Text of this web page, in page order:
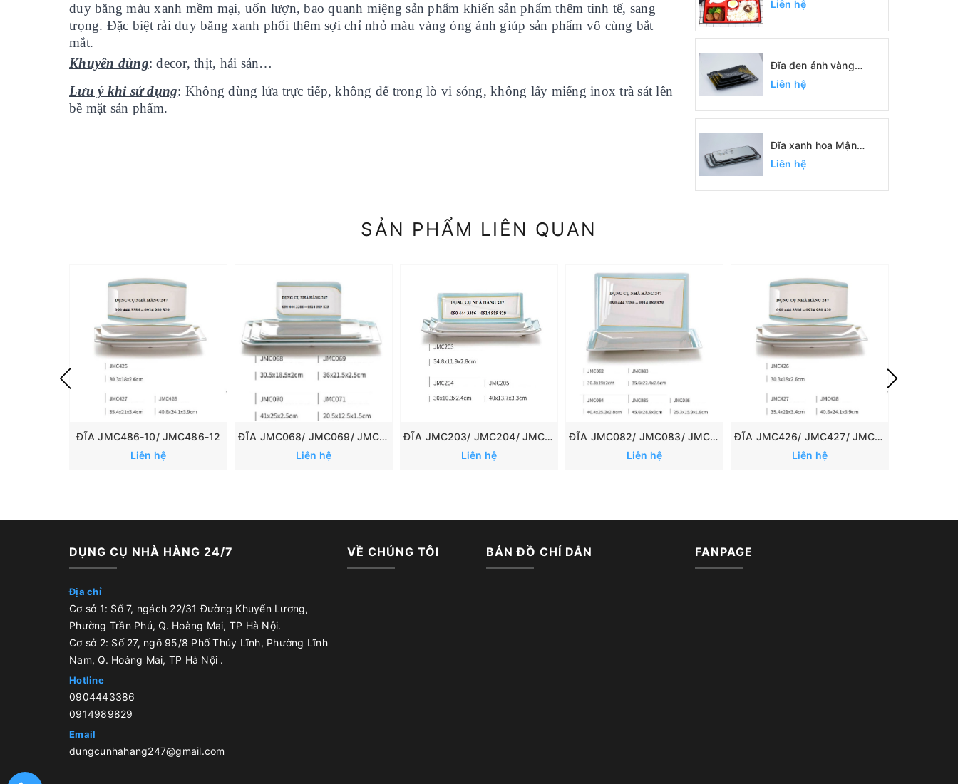
duy băng màu xanh mềm mại, uốn lượn, bao quanh miệng sản phẩm khiến sản phẩm thêm tinh tế, sang
trọng. Đặc biệt rải duy băng xanh phối thêm sợi chỉ nhỏ màu vàng óng ánh giúp sản phẩm vô cùng bắt
mắt.
Khuyên dùng: decor, thịt, hải sản…
Lưu ý khi sử dụng: Không dùng lửa trực tiếp, không để trong lò vi sóng, không lấy miếng inox trà sát lên
bề mặt sản phẩm.
Liên hệ
Đĩa đen ánh vàng
SC0422, SC0389,
SC0390, SC0391
Liên hệ
Đĩa xanh hoa Mận
SC1093, SC1094,
SC1095
Liên hệ
SẢN PHẨM LIÊN QUAN
ĐĨA JMC486-10/ JMC486-12
Liên hệ
ĐĨA JMC068/ JMC069/ JMC070/ JMC071
Liên hệ
ĐĨA JMC203/ JMC204/ JMC205
Liên hệ
ĐĨA JMC082/ JMC083/ JMC084/ JMC085/ JMC086
Liên hệ
ĐĨA JMC426/ JMC427/ JMC428
Liên hệ
DỤNG CỤ NHÀ HÀNG 24/7
Địa chỉ
Cơ sở 1: Số 7, ngách 22/31 Đường Khuyến Lương,
Phường Trần Phú, Q. Hoàng Mai, TP Hà Nội.
Cơ sở 2: Số 27, ngõ 95/8 Phố Thúy Lĩnh, Phường Lĩnh
Nam, Q. Hoàng Mai, TP Hà Nội .
Hotline
0904443386
0914989829
Email
dungcunhahang247@gmail.com
VỀ CHÚNG TÔI BẢN ĐỒ CHỈ DẪN FANPAGE